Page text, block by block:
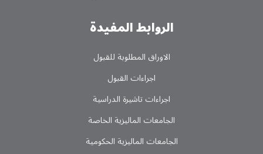
الروابط المفیدة
الاوراق المطلوبة للقبول
اجراءات القبول
اجراءات تاشیرة الدراسیة
الجامعات المالیزیة الخاصة
الجامعات المالیزیة الحکومیة